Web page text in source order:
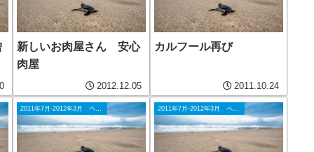
新しいお肉屋さん 安心
肉屋
2012.12.05
カルフール再び
2011.10.24
2011年7月-2012年3月 ペナン 2011年7月-2012年3月 ペナン